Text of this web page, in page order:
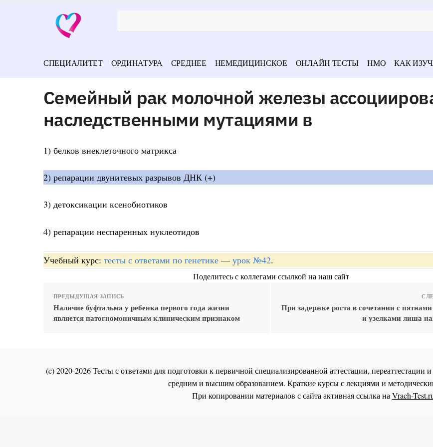
СПЕЦИАЛИТЕТ ОРДИНАТУРА СРЕДНЕЕ НЕМЕДИЦИНСКОЕ ОНЛАЙН ТЕСТЫ НМО КАК
Семейный рак молочной железы
наследственными мутациями в
1) белков внеклеточного матрикса
2) репарации двунитевых разрывов ДНК (+)
3) детоксикации ксенобиотиков
4) репарации неспаренных нуклеотидов
Учебный курс: тесты с ответами по генетике — урок №42.
Поделитесь с коллегами ссылкой на наш сайт
ПРЕДЫДУЩАЯ ЗАПИСЬ
Наличие буфтальма у ребенка первого года жизни
является патогномоничным клиническим признаком
При задержке роста в сочетании с
и узелками лиша
(c) 2020-2026 Тесты с ответами для подготовки к первичной специализированной аттестации,
средним и высшим образованием. Краткие курсы с лекциями и
При копировании материалов с сайта активная ссылка наVrach-